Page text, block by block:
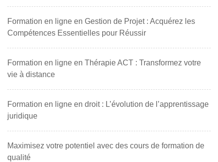
Formation en ligne en Gestion de Projet : Acquérez les
Compétences Essentielles pour Réussir
Formation en ligne en Thérapie ACT : Transformez votre
vie à distance
Formation en ligne en droit : L’évolution de l’apprentissage
juridique
Maximisez votre potentiel avec des cours de formation de
qualité